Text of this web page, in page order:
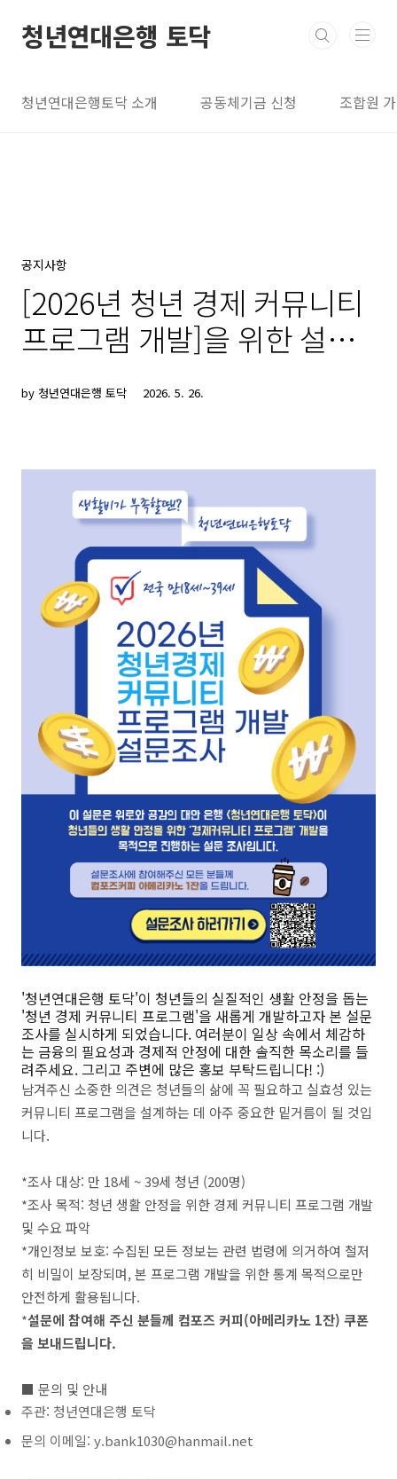
청년연대은행 토닥
청년연대은행토닥 소개 공동체기금 신청 조합원
공지사항
[2026년 청년 경제 커뮤니티
프로그램 개발]을 위한 설문
by 청년연대은행 토닥 2026. 5. 26.
'청년연대은행 토닥'이 청년들의 실질적인 생활 안정을 돕는
'청년 경제 커뮤니티 프로그램'을 새롭게 개발하고자 본 설문
조사를 실시하게 되었습니다. 여러분이 일상 속에서 체감하
는 금융의 필요성과 경제적 안정에 대한 솔직한 목소리를 들
려주세요. 그리고 주변에 많은 홍보 부탁드립니다! :)
남겨주신 소중한 의견은 청년들의 삶에 꼭 필요하고 실효성 있는
커뮤니티 프로그램을 설계하는 데 아주 중요한 밑거름이 될 것입
니다.
*조사 대상: 만 18세 ~ 39세 청년 (200명)
*조사 목적: 청년 생활 안정을 위한 경제 커뮤니티 프로그램 개발
및 수요 파악
*개인정보 보호: 수집된 모든 정보는 관련 법령에 의거하여 철저
히 비밀이 보장되며, 본 프로그램 개발을 위한 통계 목적으로만
안전하게 활용됩니다.
*설문에 참여해 주신 분들께 컴포즈 커피(아메리카노 1잔) 쿠폰
을 보내드립니다.
■ 문의 및 안내
주관: 청년연대은행 토닥
문의 이메일: y.bank1030@hanmail.net